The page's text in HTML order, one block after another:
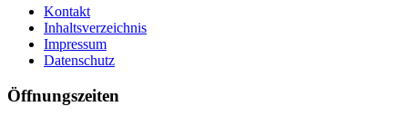
Kontakt
Inhaltsverzeichnis
Impressum
Datenschutz
Öffnungszeiten